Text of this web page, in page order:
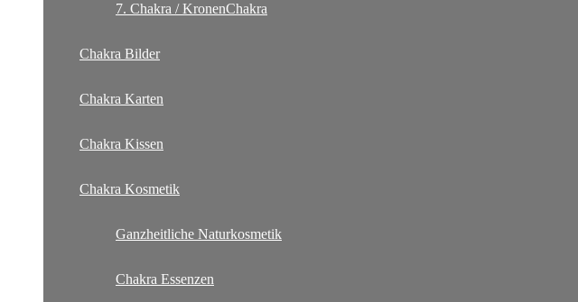
7. Chakra / KronenChakra
Chakra Bilder
Chakra Karten
Chakra Kissen
Chakra Kosmetik
Ganzheitliche Naturkosmetik
Chakra Essenzen